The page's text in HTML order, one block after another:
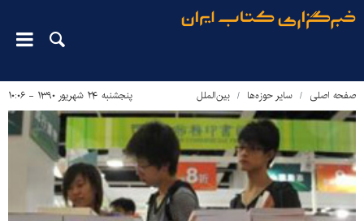
صفحه اصلی سایر حوزه‌ها بین‌الملل پنجشنبه ۲۴ شهریور ۱۳۹۰ - ۱۰:۰۶